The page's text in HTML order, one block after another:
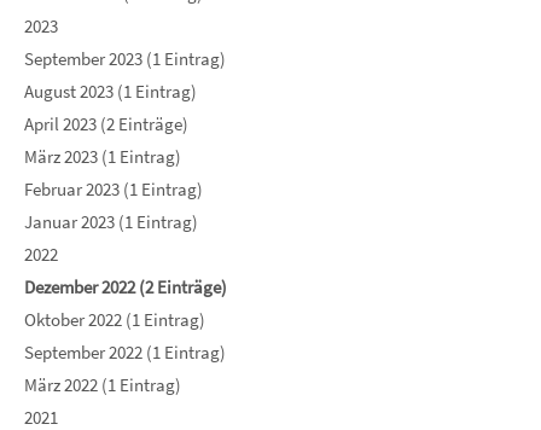
2023
September 2023 (1 Eintrag)
August 2023 (1 Eintrag)
April 2023 (2 Einträge)
März 2023 (1 Eintrag)
Februar 2023 (1 Eintrag)
Januar 2023 (1 Eintrag)
2022
Dezember 2022 (2 Einträge)
Oktober 2022 (1 Eintrag)
September 2022 (1 Eintrag)
März 2022 (1 Eintrag)
2021